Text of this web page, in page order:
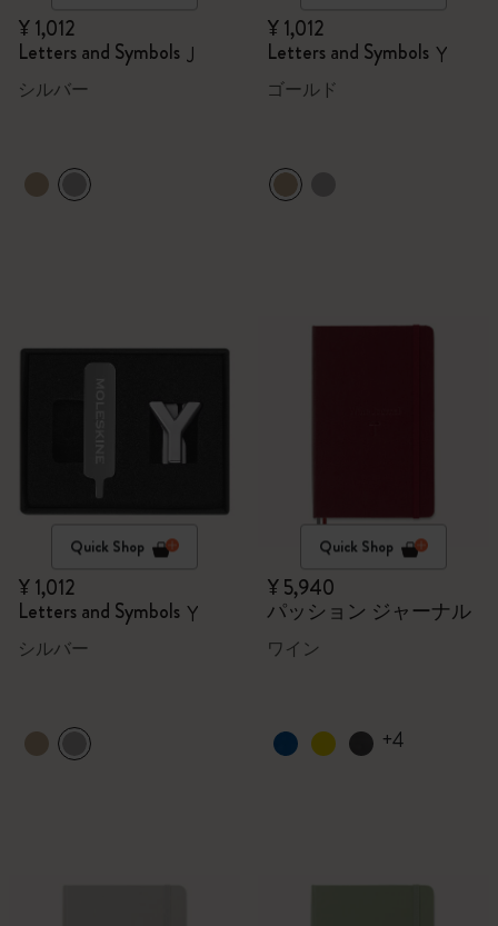
¥ 1,012
Letters and Symbols J
シルバー
¥ 1,012
Letters and Symbols Y
ゴールド
Quick Shop
¥ 1,012
Letters and Symbols Y
シルバー
Quick Shop
¥ 5,940
パッション ジャーナル
ワイン
+4